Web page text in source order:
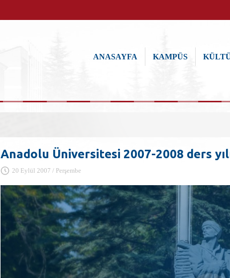
ANASAYFA KAMPÜS
Anadolu Üniversitesi 2007-2008 ders
20 Eylül 2007 / Perşembe